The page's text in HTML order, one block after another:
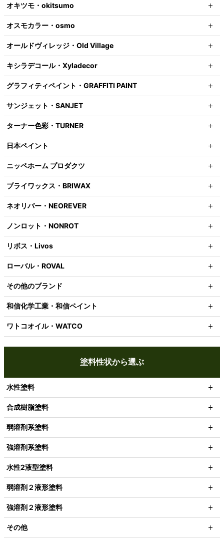
オキツモ・okitsumo
オスモカラー・osmo
オールドヴィレッジ・Old Village
キシラデコール・Xyladecor
グラフィティペイント・GRAFFITI PAINT
サンジェット・SANJET
ターナー色彩・TURNER
日本ペイント
ニッペホーム プロダクツ
ブライワックス・BRIWAX
ネオリバー・NEOREVER
ノンロット・NONROT
リボス・Livos
ローバル・ROVAL
その他のブランド
和信化学工業・和信ペイント
ワトコオイル・WATCO
塗料性状から選ぶ
水性塗料
合成樹脂塗料
弱溶剤系塗料
強溶剤系塗料
水性2液型塗料
弱溶剤２液形塗料
強溶剤２液形塗料
その他